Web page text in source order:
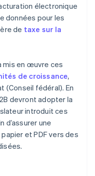
électronique
données pour les
de taxe sur la
mis en œuvre ces
de croissance,
(Conseil fédéral). En
devront adopter la
introduit ces
une
et PDF vers des